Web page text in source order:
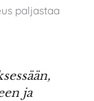
paljastaa
ja